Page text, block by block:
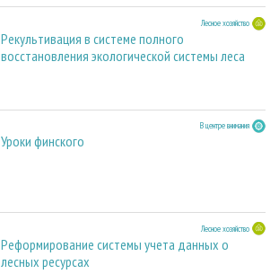
Лесное хозяйство
Рекультивация в системе полного
восстановления экологической системы леса
В центре внимания
Уроки финского
Лесное хозяйство
Реформирование системы учета данных о
лесных ресурсах